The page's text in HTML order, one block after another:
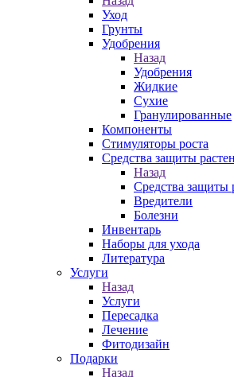
Уход
Грунты
Удобрения
Назад
Удобрения
Жидкие
Сухие
Гранулированные
Компоненты
Стимуляторы роста
Средства защиты
Назад
Средства защиты
Вредители
Болезни
Инвентарь
Наборы для ухода
Литература
Услуги
Назад
Услуги
Пересадка
Лечение
Фитодизайн
Подарки
Назад